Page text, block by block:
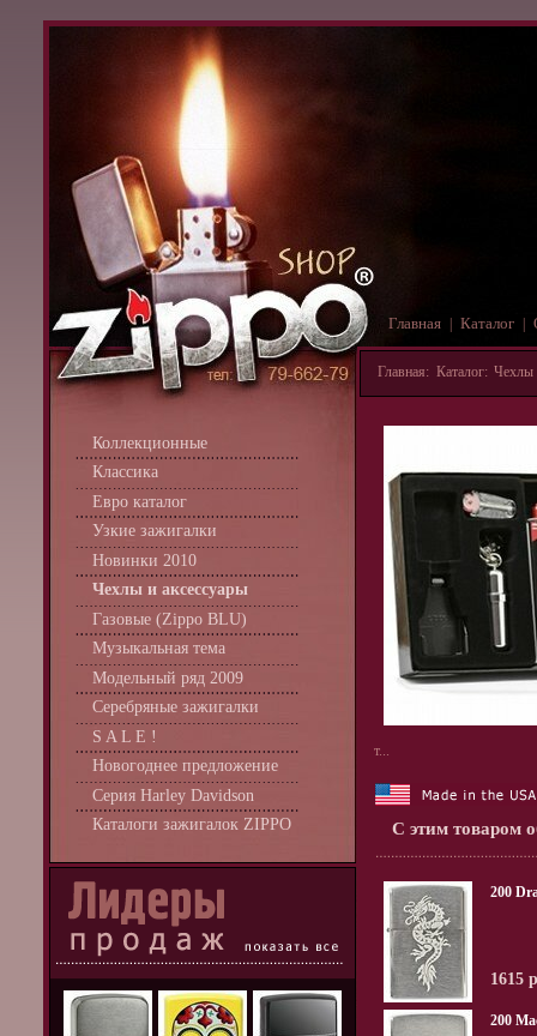
Главная Каталог
Коллекционные
Классика
Евро каталог
Узкие зажигалки
Новинки 2010
Чехлы и аксессуары
Газовые (Zippo BLU)
Музыкальная тема
Модельный ряд 2009
Серебряные зажигалки
S A L E !
Новогоднее предложение
Серия Harley Davidson
Каталоги зажигалок ZIPPO
Главная: Каталог: Чехлы
т...
С этим товаром
200
1615
200